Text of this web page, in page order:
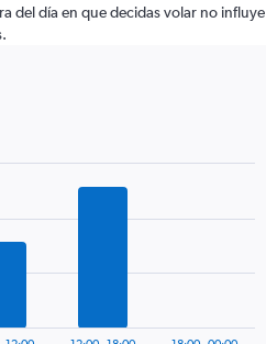
del día en que decidas volar no influye